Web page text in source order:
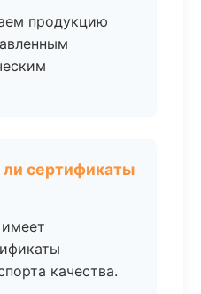
продукцию
сертификаты
качества.